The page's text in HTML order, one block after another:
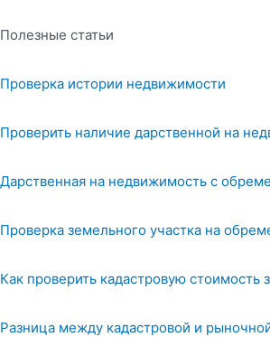
Полезные статьи
Проверка истории недвижимости
Проверить наличие дарственной на
Дарственная на недвижимость с
Проверка земельного участка на
Как проверить кадастровую стоимость
Разница между кадастровой и